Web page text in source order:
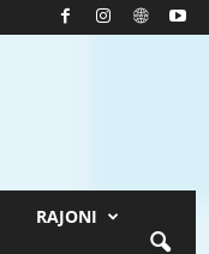
RAJONI